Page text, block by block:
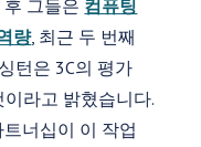
그들은 컴퓨팅
량, 최근 두 번째
턴은 3C의 평가
이라고 밝혔습니다.
너십이 이 작업